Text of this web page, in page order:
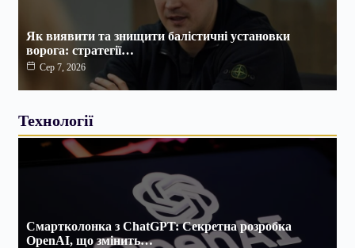
Як виявити та знищити балістичні установки
ворога: стратегії…
Сер 7, 2026
Технології
Смартколонка з ChatGPT: Секретна розробка
OpenAI, що змінить…